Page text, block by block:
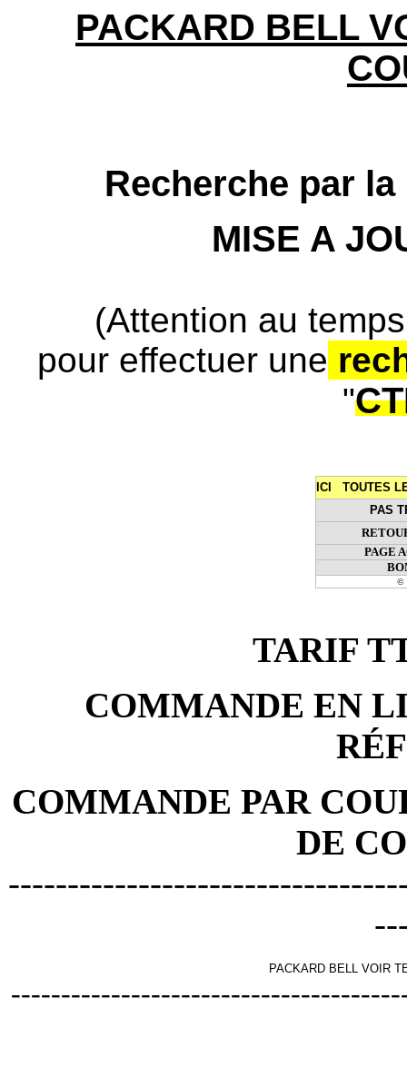
PACKARD BELL
Recherche par
MISE A
(Attention au
pour effectuer une
"
ICI TOUTES
PAS
PAGE
©
TARIF
COMMANDE EN
COMMANDE PAR
DE
PACKARD BELL VOIR